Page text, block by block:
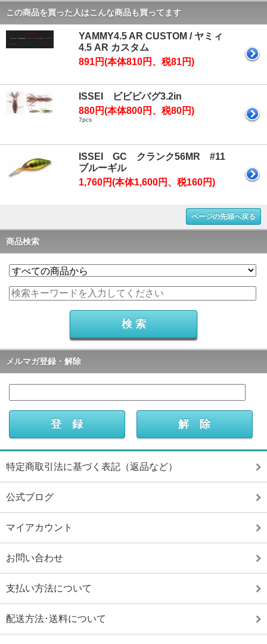
この商品を買った人はこんな商品も買ってます
YAMMY4.5 AR CUSTOM / ヤミィ
4.5 AR カスタム
891円(本体810円、税81円)
ISSEI ビビビバグ3.2in
880円(本体800円、税80円)
7pcs
ISSEI GC クランク56MR #11
ブルーギル
1,760円(本体1,600円、税160円)
ページの先頭へ戻る
商品検索
メルマガ登録・解除
特定商取引法に基づく表記（返品など）
公式ブログ
マイアカウント
お問い合わせ
支払い方法について
配送方法･送料について